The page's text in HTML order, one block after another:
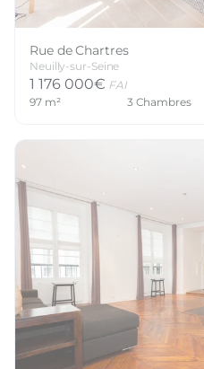
Rue de Chartres
Neuilly-sur-Seine
1 176 000€ FAI
97m² 3 Chambres